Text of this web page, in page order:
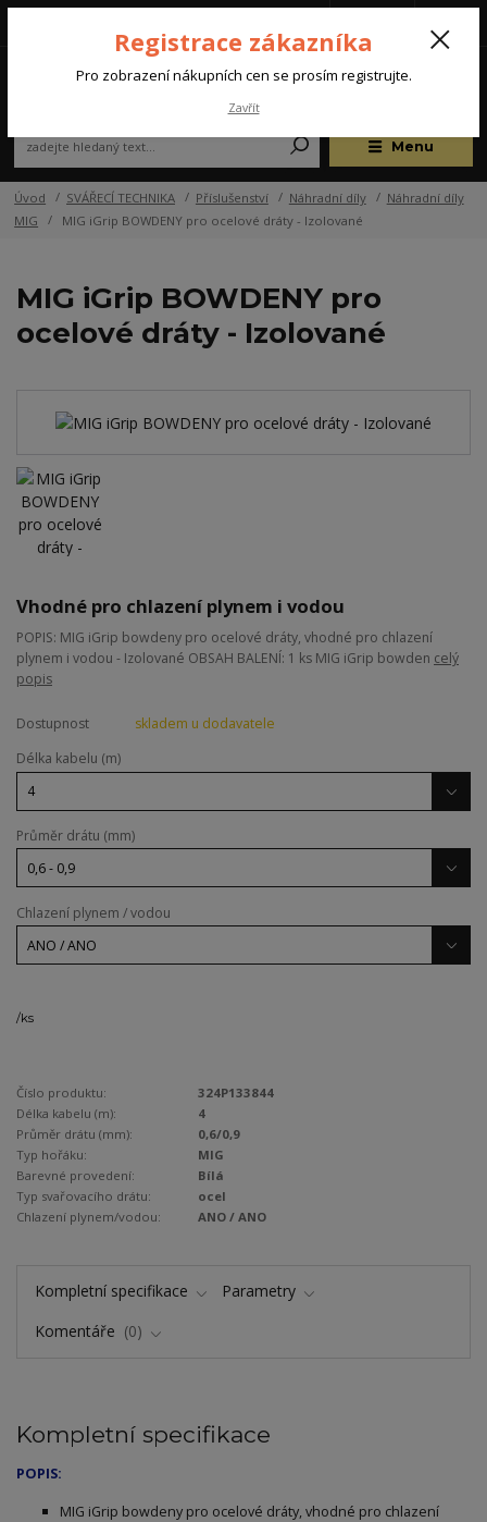
Menu
(Po-Pá, 07:00-15:30 hod.)
Úvod SVÁŘECÍ TECHNIKA Příslušenství Náhradní díly
Náhradní díly
MIG
MIG iGrip BOWDENY pro ocelové dráty - Izolované
MIG iGrip BOWDENY pro
ocelové dráty - Izolované
Vhodné pro chlazení plynem i vodou
POPIS: MIG iGrip bowdeny pro ocelové dráty, vhodné pro chlazení
plynem i vodou - Izolované OBSAH BALENÍ: 1 ks MIG iGrip bowden celý
popis
Dostupnost
skladem u dodavatele
Délka kabelu (m)
Průměr drátu (mm)
Chlazení plynem / vodou
/ks
Číslo produktu:
324P133844
Délka kabelu (m):
4
Průměr drátu (mm):
0,6/0,9
Typ hořáku:
MIG
Barevné provedení:
Bílá
Typ svařovacího drátu:
ocel
Chlazení plynem/vodou:
ANO / ANO
Kompletní specifikace
Parametry
Komentáře
0
Kompletní specifikace
POPIS:
MIG iGrip bowdeny pro ocelové dráty, vhodné pro chlazení
Registrace zákazníka
Pro zobrazení nákupních cen se prosím registrujte.
Zavřít